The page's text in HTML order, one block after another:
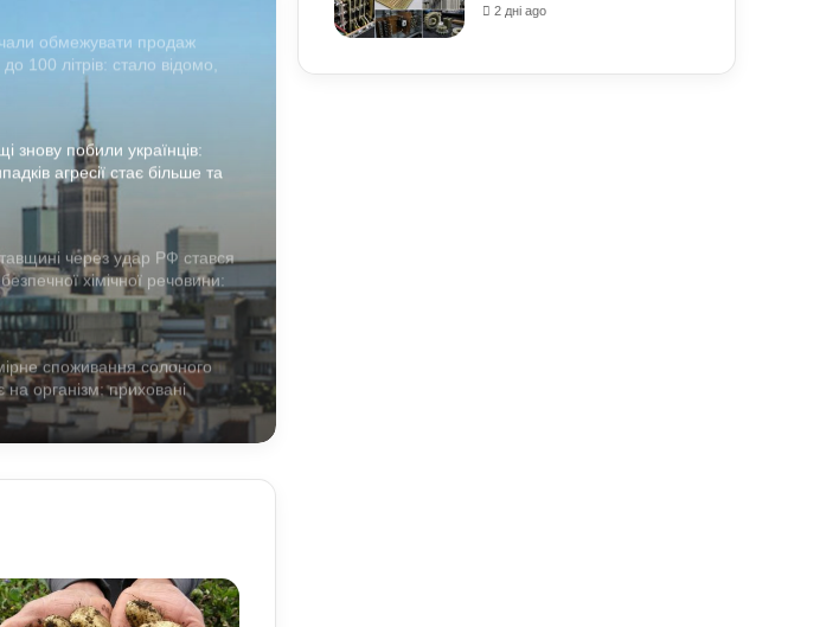
100 літрів: стало відомо,
ліміт
знову побили українців:
агресії стає більше та
говорять експерти
через удар РФ стався
хімічної речовини:
споживання солоного
на організм: приховані
здоров’я
злочинців: схеми, про які
чи є загроза здоров’ю
2 дні ago